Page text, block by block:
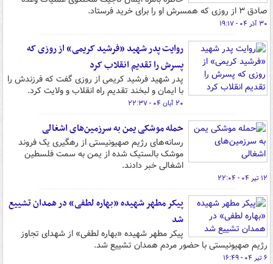
صادق ۳ از روزی که همسرش او را برای خرید فرستاد.
۳۰ آذر ۰۴ - ۱۹:۱۷
روایت پدر شهید «فرشید کریمی» از روزی که
پسرش را تقدیم انقلاب کرد
پدر شهید فرشید کریمی از روزی گفت که فرزندش را
با ایمان و لبخند تقدیم راه انقلاب و ولایت کرد.
۲۰ آبان ۰۴ - ۲۲:۳۷
حمله موشکی یمن به سرزمین‌های اشغالی
رسانه‌های رژیم صهیونیستی از رهگیری یک فروند
موشک بالستیک شده از یمن به سمت فلسطین
اشغالی خبر دادند.
۱۲ تیر ۰۴ - ۲۲:۰۴
پیکر مطهر شهیده «بهاره لطفی» در همدان تشییع
شد
پیکر مطهر شهیده «بهاره لطفی» از شهدای تجاوز
رژیم صهیونیستی با حضور مردم همدان تشییع شد.
۶ تیر ۰۴ - ۱۶:۴۹